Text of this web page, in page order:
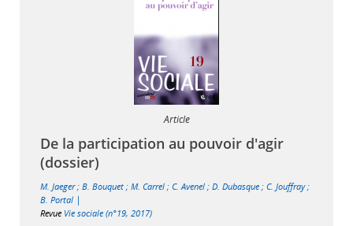
Article
De la participation au pouvoir d'agir
(dossier)
M. Jaeger; B. Bouquet ; M. Carrel ; C. Avenel ; D. Dubasque ; C. Jouffray;
B. Portal |
Revue Vie sociale (n°19, 2017)